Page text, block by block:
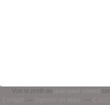
Voir le profil de jean-paul vialard
Contact
Signaler un abus C.G.U.